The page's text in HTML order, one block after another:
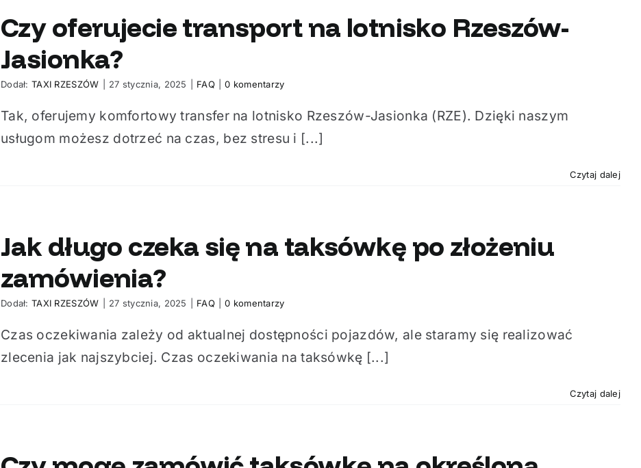
Czy oferujecie transport na lotnisko Rzeszów-
Jasionka?
Dodał:TAXI RZESZÓW 27 stycznia, 2025 FAQ 0 komentarzy
Tak, oferujemy komfortowy transfer na lotnisko Rzeszów-Jasionka (RZE). Dzięki naszym
usługom możesz dotrzeć na czas, bez stresu i [...]
Czytaj dalej
Jak długo czeka się na taksówkę po złożeniu
zamówienia?
Dodał:TAXI RZESZÓW 27 stycznia, 2025 FAQ 0 komentarzy
Czas oczekiwania zależy od aktualnej dostępności pojazdów, ale staramy się realizować
zlecenia jak najszybciej. Czas oczekiwania na taksówkę [...]
Czytaj dalej